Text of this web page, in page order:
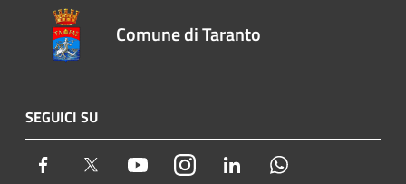
Comune di Taranto
SEGUICI SU
Facebook Twitter YoutubeInstagram LinkedIn